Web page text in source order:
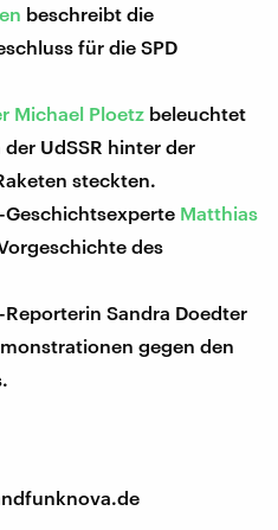
beschreibt die
für die SPD
Michael Ploetz beleuchtet
UdSSR hinter der
steckten.
Matthias
des
Sandra Doedter
gegen den